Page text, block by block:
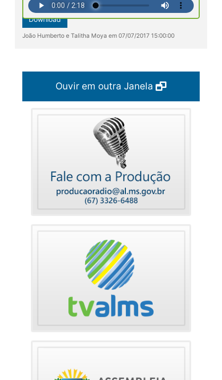
Download
João Humberto e Talitha Moya em 07/07/2017 15:00:00
Ouvir em outra Janela